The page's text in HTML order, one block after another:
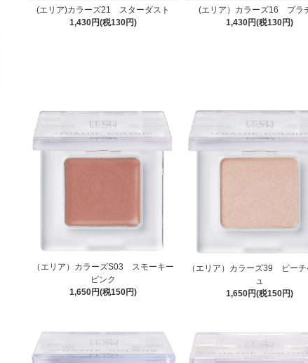
(エリア)カラーズ21 スターダスト
1,430円(税130円)
(エリア）カラーズ16 プラ
1,430円(税130円)
（エリア）カラーズS03 スモーキー
ピンク
1,650円(税150円)
（エリア）カラーズ39 ピーチ
ュ
1,650円(税150円)